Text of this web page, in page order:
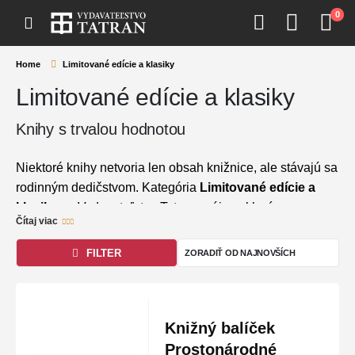
0
Home Limitované edície a klasiky
Limitované edície a klasiky
Knihy s trvalou hodnotou
Niektoré knihy netvoria len obsah knižnice, ale stávajú sa
rodinným dedičstvom. Kategória Limitované edície a
klasiky
vo Vydavateľstve Tatran spája exkluzívne
výtlačky a zberateľské vydania diel (signované výtlačky
nájdete na https://limitky.slovtatran.sk/), ktoré formovali
našu kultúrnu identitu. Nájdete tu ikonickú
Pavla Dobšinského či nadčasovúNovú kuchársku knihu
Terézie Vansovej – tituly v prémiovom spracovaní, ktoré
Čítaj viac
FILTER
Knižný balíček
Prostonárodné